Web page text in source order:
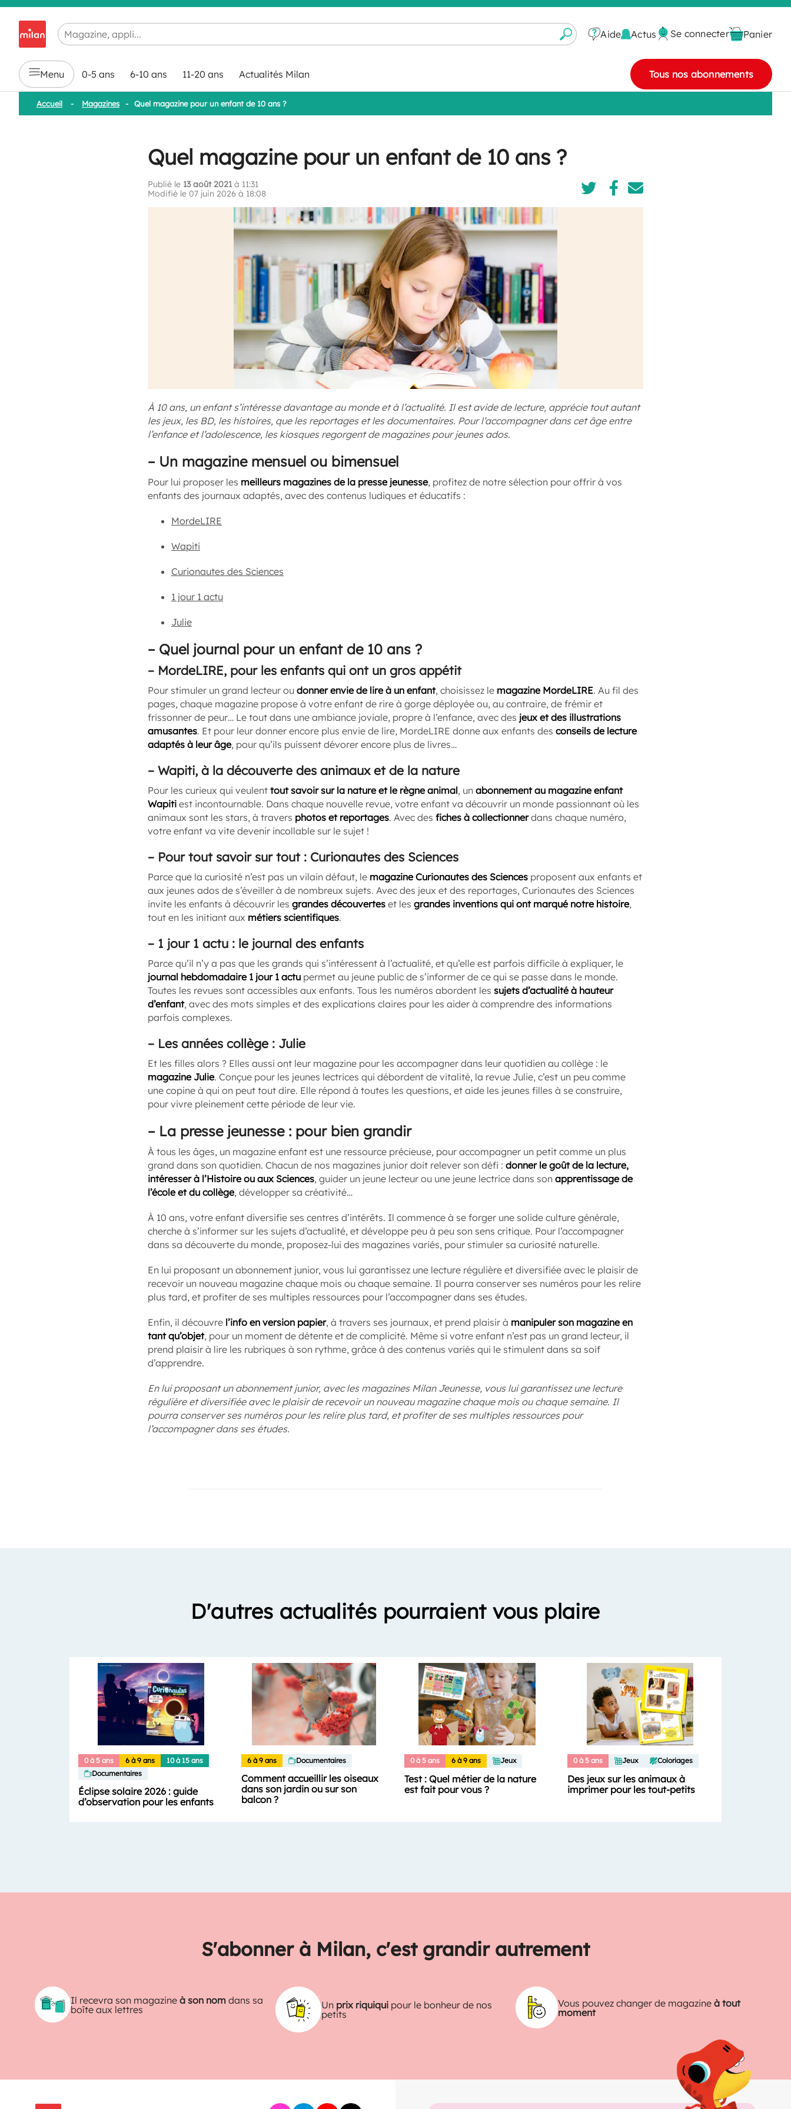
Chargement en cours...
Aide Actus Se connecter Panier
Menu 0-5 ans 6-10 ans 11-20 ans Actualités Milan Tous nos abonnements
Accueil - Magazines - Quel magazine pour un enfant de 10 ans ?
Quel magazine pour un enfant de 10 ans ?
Publié le 13 août 2021 à 11:31
Modifié le 07 juin 2026 à 18:08
À 10 ans, un enfant s’intéresse davantage au monde et à l’actualité. Il est avide de lecture, apprécie tout autant
les jeux, les BD, les histoires, que les reportages et les documentaires. Pour l’accompagner dans cet âge entre
l’enfance et l’adolescence, les kiosques regorgent de magazines pour jeunes ados.
– Un magazine mensuel ou bimensuel
Pour lui proposer les meilleurs magazines de la presse jeunesse, profitez de notre sélection pour offrir à vos
enfants des journaux adaptés, avec des contenus ludiques et éducatifs :
MordeLIRE
Wapiti
Curionautes des Sciences
1 jour 1 actu
Julie
– Quel journal pour un enfant de 10 ans ?
– MordeLIRE, pour les enfants qui ont un gros appétit
Pour stimuler un grand lecteur ou donner envie de lire à un enfant, choisissez le magazine MordeLIRE. Au fil des
pages, chaque magazine propose à votre enfant de rire à gorge déployée ou, au contraire, de frémir et
frissonner de peur… Le tout dans une ambiance joviale, propre à l’enfance, avec des jeux et des illustrations
amusantes. Et pour leur donner encore plus envie de lire, MordeLIRE donne aux enfants des conseils de lecture
adaptés à leur âge, pour qu’ils puissent dévorer encore plus de livres…
– Wapiti, à la découverte des animaux et de la nature
Pour les curieux qui veulent tout savoir sur la nature et le règne animal, un abonnement au magazine enfant
Wapiti est incontournable. Dans chaque nouvelle revue, votre enfant va découvrir un monde passionnant où les
animaux sont les stars, à travers photos et reportages. Avec des fiches à collectionnerdans chaque numéro,
votre enfant va vite devenir incollable sur le sujet !
– Pour tout savoir sur tout : Curionautes des Sciences
Parce que la curiosité n’est pas un vilain défaut, le magazine Curionautes des Sciences proposent aux enfants et
aux jeunes ados de s’éveiller à de nombreux sujets. Avec des jeux et des reportages, Curionautes des Sciences
invite les enfants à découvrir les grandes découvertes et les grandes inventions qui ont marqué notre histoire,
tout en les initiant aux métiers scientifiques.
– 1 jour 1 actu : le journal des enfants
Parce qu’il n’y a pas que les grands qui s’intéressent à l’actualité, et qu’elle est parfois difficile à expliquer, le
journal hebdomadaire 1 jour 1 actu permet au jeune public de s’informer de ce qui se passe dans le monde.
Toutes les revues sont accessibles aux enfants. Tous les numéros abordent les sujets d’actualité à hauteur
d’enfant, avec des mots simples et des explications claires pour les aider à comprendre des informations
parfois complexes.
– Les années collège : Julie
Et les filles alors ? Elles aussi ont leur magazine pour les accompagner dans leur quotidien au collège : le
magazine Julie. Conçue pour les jeunes lectrices qui débordent de vitalité, la revue Julie, c’est un peu comme
une copine à qui on peut tout dire. Elle répond à toutes les questions, et aide les jeunes filles à se construire,
pour vivre pleinement cette période de leur vie.
– La presse jeunesse : pour bien grandir
À tous les âges, un magazine enfant est une ressource précieuse, pour accompagner un petit comme un plus
grand dans son quotidien. Chacun de nos magazines junior doit relever son défi : donner le goût de la lecture,
intéresser à l’Histoire ou aux Sciences, guider un jeune lecteur ou une jeune lectrice dans son apprentissage de
l’école et du collège, développer sa créativité…
À 10 ans, votre enfant diversifie ses centres d’intérêts. Il commence à se forger une solide culture générale,
cherche à s’informer sur les sujets d’actualité, et développe peu à peu son sens critique. Pour l’accompagner
dans sa découverte du monde, proposez-lui des magazines variés, pour stimuler sa curiosité naturelle.
En lui proposant un abonnement junior, vous lui garantissez une lecture régulière et diversifiée avec le plaisir de
recevoir un nouveau magazine chaque mois ou chaque semaine. Il pourra conserver ses numéros pour les relire
plus tard, et profiter de ses multiples ressources pour l’accompagner dans ses études.
Enfin, il découvre l’info en version papier, à travers ses journaux, et prend plaisir à manipuler son magazine en
tant qu’objet, pour un moment de détente et de complicité. Même si votre enfant n’est pas un grand lecteur, il
prend plaisir à lire les rubriques à son rythme, grâce à des contenus variés qui le stimulent dans sa soif
d’apprendre.
En lui proposant un abonnement junior, avec les magazines Milan Jeunesse, vous lui garantissez une lecture
régulière et diversifiée avec le plaisir de recevoir un nouveau magazine chaque mois ou chaque semaine. Il
pourra conserver ses numéros pour les relire plus tard, et profiter de ses multiples ressources pour
l’accompagner dans ses études.
D'autres actualités pourraient vous plaire
0 à 5 ans 6 à 9 ans
10 à 15 ans
Documentaires
Éclipse solaire 2026 : guide
d’observation pour les enfants
6 à 9 ans Documentaires
Comment accueillir les oiseaux
dans son jardin ou sur son
balcon ?
0 à 5 ans 6 à 9 ans Jeux
Test : Quel métier de la nature
est fait pour vous ?
0 à 5 ans Jeux Coloriages
Des jeux sur les animaux à
imprimer pour les tout-petits
S'abonner à Milan, c'est grandir autrement
Il recevra son magazineà son nom dans sa
boîte aux lettres
Un prix riquiqui pour le bonheur de nos
petits
Vous pouvez changer de magazine à tout
moment